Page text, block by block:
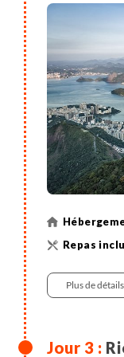
quartiers
accueillait en
où nous nous
Encerclé par
caractère
sud-ouest de
Santa
hétéroclite
moderne.
long de ses
pouvons
autre
milliers de
Plus de détails